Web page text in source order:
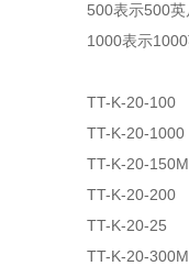
500表示500
1000表示
TT-K-20-100
TT-K-20-1000
TT-K-20-150M
TT-K-20-200
TT-K-20-25
TT-K-20-300M